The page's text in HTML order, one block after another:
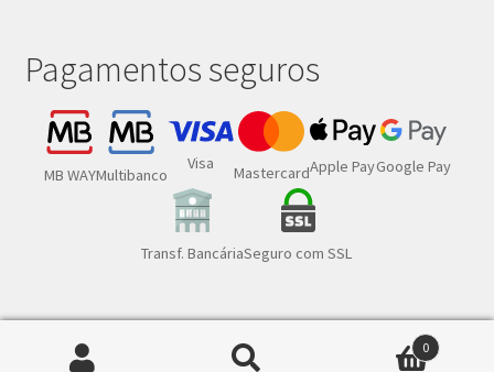
Pagamentos seguros
MB WAYMultibanco
Visa MastercardApple PayGoogle Pay
Transf. BancáriaSeguro com SSL
0